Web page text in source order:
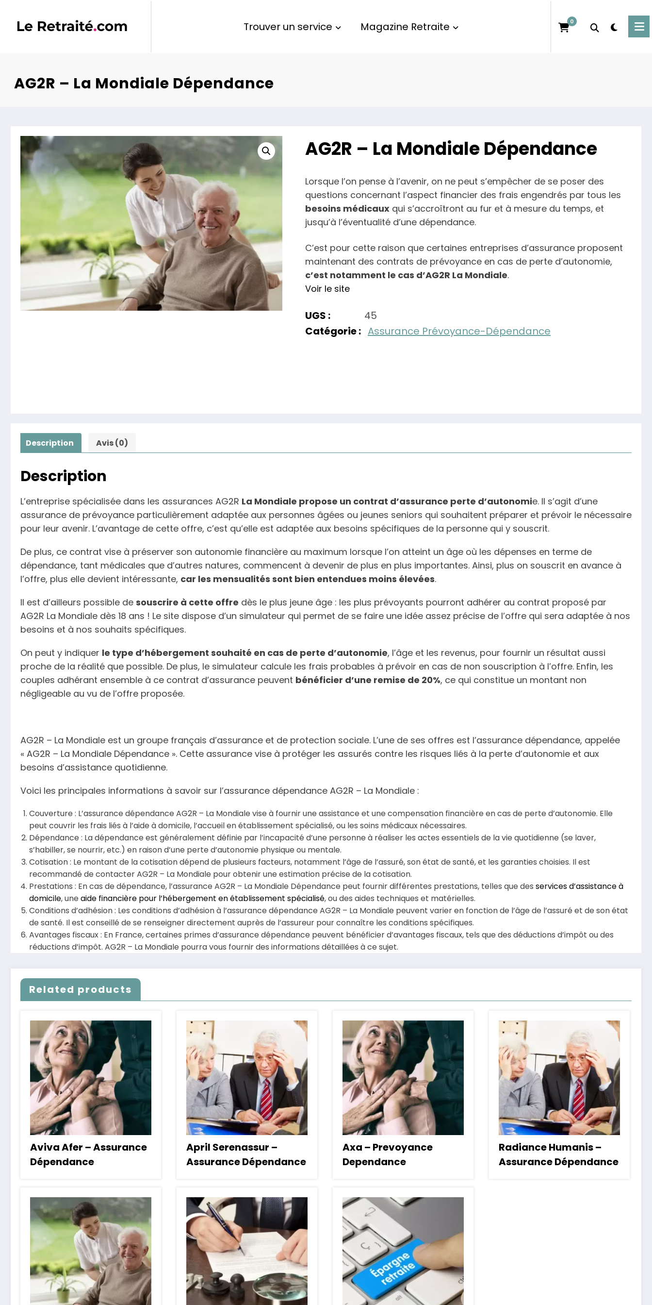
contenu
Trouver un service Magazine Retraite 0
AG2R – La Mondiale Dépendance
AG2R – La Mondiale Dépendance
Lorsque l’on pense à l’avenir, on ne peut s’empêcher de se poser des
questions concernant l’aspect financier des frais engendrés par tous les
besoins médicaux qui s’accroîtront au fur et à mesure du temps, et
jusqu’à l’éventualité d’une dépendance.
C’est pour cette raison que certaines entreprises d’assurance proposent
maintenant des contrats de prévoyance en cas de perte d’autonomie,
c’est notamment le cas d’AG2R La Mondiale.
Voir le site
UGS :
45
Catégorie : Assurance Prévoyance-Dépendance
Description Avis (0)
Description
L’entreprise spécialisée dans les assurances AG2R La Mondiale propose un contrat d’assurance perte d’autonomie. Il s’agit d’une
assurance de prévoyance particulièrement adaptée aux personnes âgées ou jeunes seniors qui souhaitent préparer et prévoir le nécessaire
pour leur avenir. L’avantage de cette offre, c’est qu’elle est adaptée aux besoins spécifiques de la personne qui y souscrit.
De plus, ce contrat vise à préserver son autonomie financière au maximum lorsque l’on atteint un âge où les dépenses en terme de
dépendance, tant médicales que d’autres natures, commencent à devenir de plus en plus importantes. Ainsi, plus on souscrit en avance à
l’offre, plus elle devient intéressante, car les mensualités sont bien entendues moins élevées.
Il est d’ailleurs possible de souscrire à cette offre dès le plus jeune âge : les plus prévoyants pourront adhérer au contrat proposé par
AG2R La Mondiale dès 18 ans ! Le site dispose d’un simulateur qui permet de se faire une idée assez précise de l’offre qui sera adaptée à nos
besoins et à nos souhaits spécifiques.
On peut y indiquer le type d’hébergement souhaité en cas de perte d’autonomie, l’âge et les revenus, pour fournir un résultat aussi
proche de la réalité que possible. De plus, le simulateur calcule les frais probables à prévoir en cas de non souscription à l’offre. Enfin, les
couples adhérant ensemble à ce contrat d’assurance peuvent bénéficier d’une remise de 20%, ce qui constitue un montant non
négligeable au vu de l’offre proposée.
AG2R – La Mondiale est un groupe français d’assurance et de protection sociale. L’une de ses offres est l’assurance dépendance, appelée
« AG2R – La Mondiale Dépendance ». Cette assurance vise à protéger les assurés contre les risques liés à la perte d’autonomie et aux
besoins d’assistance quotidienne.
Voici les principales informations à savoir sur l’assurance dépendance AG2R – La Mondiale :
Couverture : L’assurance dépendance AG2R – La Mondiale vise à fournir une assistance et une compensation financière en cas de perte d’autonomie. Elle
peut couvrir les frais liés à l’aide à domicile, l’accueil en établissement spécialisé, ou les soins médicaux nécessaires.
Dépendance : La dépendance est généralement définie par l’incapacité d’une personne à réaliser les actes essentiels de la vie quotidienne (se laver,
s’habiller, se nourrir, etc.) en raison d’une perte d’autonomie physique ou mentale.
Cotisation : Le montant de la cotisation dépend de plusieurs facteurs, notamment l’âge de l’assuré, son état de santé, et les garanties choisies. Il est
recommandé de contacter AG2R – La Mondiale pour obtenir une estimation précise de la cotisation.
Prestations : En cas de dépendance, l’assurance AG2R – La Mondiale Dépendance peut fournir différentes prestations, telles que des services d’assistance à
domicile, une aide financière pour l’hébergement en établissement spécialisé, ou des aides techniques et matérielles.
Conditions d’adhésion : Les conditions d’adhésion à l’assurance dépendance AG2R – La Mondiale peuvent varier en fonction de l’âge de l’assuré et de son état
de santé. Il est conseillé de se renseigner directement auprès de l’assureur pour connaître les conditions spécifiques.
Avantages fiscaux : En France, certaines primes d’assurance dépendance peuvent bénéficier d’avantages fiscaux, tels que des déductions d’impôt ou des
réductions d’impôt. AG2R – La Mondiale pourra vous fournir des informations détaillées à ce sujet.
Related products
Aviva Afer – Assurance
Dépendance
April Serenassur –
Assurance Dépendance
Axa – Prevoyance
Dependance
Radiance Humanis –
Assurance Dépendance